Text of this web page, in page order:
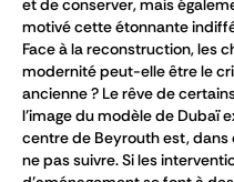
motivé cette étonnante
Face à la reconstruction, les
modernité peut-elle être le
ancienne ? Le rêve de
l’image du modèle de Dubaï
centre de Beyrouth est, dans
ne pas suivre. Si les